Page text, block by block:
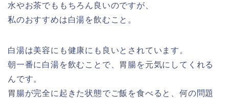
水やお茶でももちろん良いのですが、
私のおすすめは白湯を飲むこと。
白湯は美容にも健康にも良いとされています。
朝一番に白湯を飲むことで、胃腸を元気にしてくれる
んです。
胃腸が完全に起きた状態でご飯を食べると、何の問題